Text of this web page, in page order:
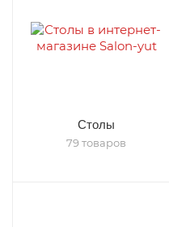
Столы
79 товаров